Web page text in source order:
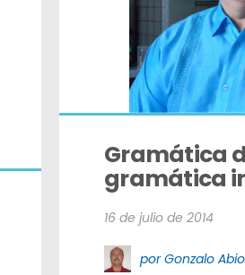
Gramática
gramática
16 de julio de 2014
por Gonzalo Abio